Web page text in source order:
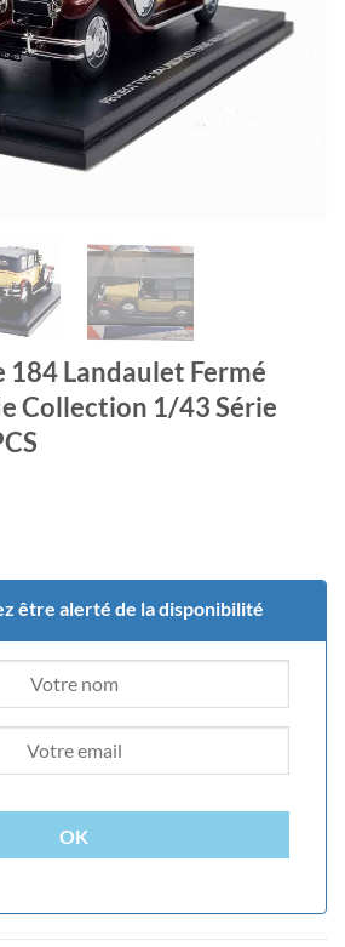
184 Landaulet Fermé
Collection 1/43 Série
être alerté de la disponibilité
OK